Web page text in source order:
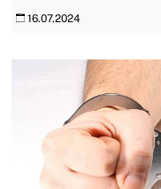
16.07.2024